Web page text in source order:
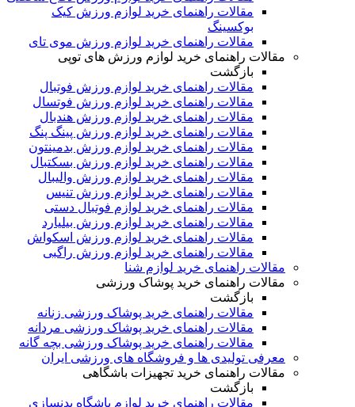
مقالات راهنمای خرید لوازم ورزش کیک
بوکسینگ
مقالات راهنمای خرید لوازم ورزش موی تای
مقالات راهنمای خرید لوازم ورزش های توپی
بازگشت
مقالات راهنمای خرید لوازم ورزش فوتبال
مقالات راهنمای خرید لوازم ورزش فوتسال
مقالات راهنمای خرید لوازم ورزش هندبال
مقالات راهنمای خرید لوازم ورزش پینگ پنگ
مقالات راهنمای خرید لوازم ورزش بدمینتون
مقالات راهنمای خرید لوازم ورزش بسکتبال
مقالات راهنمای خرید لوازم ورزش والیبال
مقالات راهنمای خرید لوازم ورزش تنیس
مقالات راهنمای خرید لوازم فوتبال دستی
مقالات راهنمای خرید لوازم ورزش بیلیارد
مقالات راهنمای خرید لوازم ورزش اسکواش
مقالات راهنمای خرید لوازم ورزش راگبی
مقالات راهنمای خرید لوازم شنا
مقالات راهنمای خرید پوشاک ورزشی
بازگشت
مقالات راهنمای خرید پوشاک ورزشی زنانه
مقالات راهنمای خرید پوشاک ورزشی مردانه
مقالات راهنمای خرید پوشاک ورزشی بچه گانه
معرفی تولیدی ها و فروشگاه های ورزشی ایران
مقالات راهنمای خرید تجهیزات باشگاهی
بازگشت
مقالات راهنمای خرید لوازم باشگاه بدنسازی